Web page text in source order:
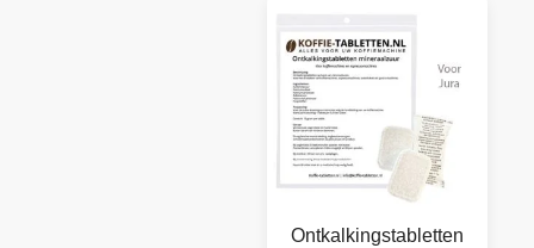
Ontkalkingstabletten